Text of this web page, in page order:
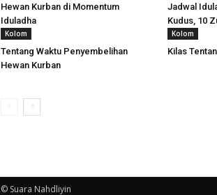
Hewan Kurban di Momentum
Iduladha
Jadwal
Kudus, 10
Kolom
Tentang Waktu Penyembelihan
Hewan Kurban
Kolom
Kilas
© Suara Nahdliyin